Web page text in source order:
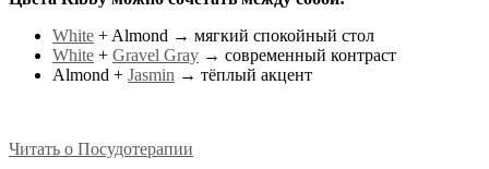
White + Almond → мягкий спокойный стол
White + Gravel Gray → современный контраст
Almond + Jasmin → тёплый акцент
Читать о Посудотерапии